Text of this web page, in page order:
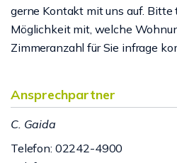
gerne Kontakt mit uns auf. Bitte
Möglichkeit mit, welche
Zimmeranzahl für Sie infrage
Ansprechpartner
C. Gaida
Telefon: 02242-4900